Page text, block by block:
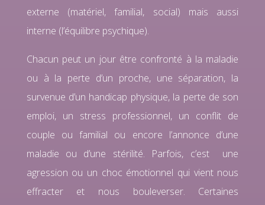
externe (matériel, familial, social) mais aussi
interne (l’équilibre psychique).
Chacun peut un jour être confronté à la maladie
ou à la perte d’un proche, une séparation, la
survenue d’un handicap physique, la perte de son
emploi, un stress professionnel, un conflit de
couple ou familial ou encore l’annonce d’une
maladie ou d’une stérilité. Parfois, c’est une
agression ou un choc émotionnel qui vient nous
effracter et nous bouleverser. Certaines